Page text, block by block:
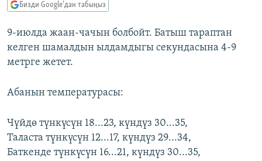
ЭКСПЕРТТЕР ТАЛДАЙТ
БИЗ ЖАНА ДҮЙНӨ
АЗАТТЫК+
ЫҢГАЙСЫЗ СУРООЛОР
ӨЗГӨЧӨ ПИКИР
Русский
ЭЕ/АРнун бардык сайттары
Бизди Google'дан табыңыз
9-июлда жаан-чачын болбойт. Батыш тараптан
келген шамалдын ылдамдыгы секундасына 4-9
метрге жетет.
Абанын температурасы:
Чүйдө түнкүсүн 18...23, күндүз 30...35,
Таласта түнкүсүн 12...17, күндүз 29...34,
Баткенде түнкүсүн 16...21, күндүз 30...35,